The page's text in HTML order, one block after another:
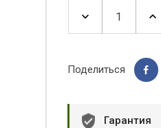
Поделиться
Гарантия